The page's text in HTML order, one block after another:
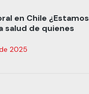
en Chile ¿Estamos
salud de quienes
2025